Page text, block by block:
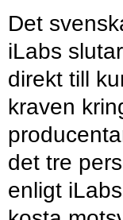
Det
iLabs
direkt till
kraven
det tre
enligt